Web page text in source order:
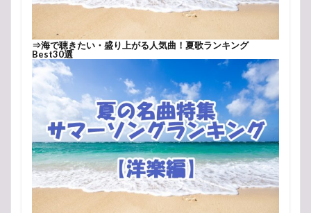
⇒海で聴きたい・盛り上がる人気曲！夏歌ランキング
Best30選